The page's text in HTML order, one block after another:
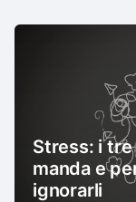
Stress: i
manda e
ignorarli